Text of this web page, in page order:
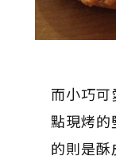
而小巧
點現烤的
的則是酥